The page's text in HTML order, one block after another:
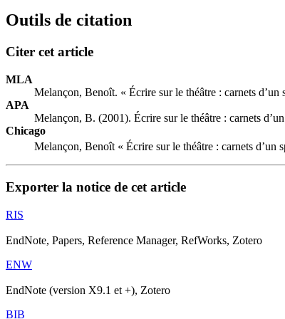
Outils de citation
Citer cet article
MLA
Melançon, Benoît. « Écrire sur le théâtre : carnets d’un
APA
Melançon, B. (2001). Écrire sur le théâtre : carnets d’un
Chicago
Melançon, Benoît « Écrire sur le théâtre : carnets d’un
Exporter la notice de cet article
RIS
EndNote, Papers, Reference Manager, RefWorks, Zotero
ENW
EndNote (version X9.1 et +), Zotero
BIB